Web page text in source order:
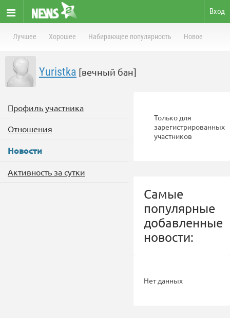
Вход
Лучшее Хорошее Набирающее популярность Новое
Yuristka [вечный бан]
Профиль участника
Отношения
Новости
Активность за сутки
Только для
зарегистрированных
участников
Самые
популярные
добавленные
новости:
Нет данных